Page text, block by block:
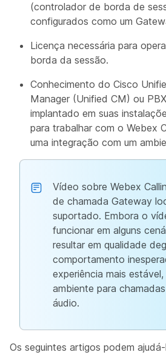
(controlador de borda de
configurados como um
Licença necessária para
borda da sessão.
Conhecimento do Cisco
Manager (Unified CM) ou
implantado em suas
para trabalhar com o Webex
uma integração com um
Vídeo sobre Webex
de chamada Gateway
suportado. Embora o
funcionar em alguns
resultar em qualidade
comportamento
experiência mais
ambiente para
áudio.
Os seguintes artigos podem